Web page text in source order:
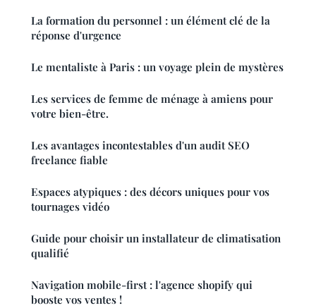
La formation du personnel : un élément clé de la
réponse d'urgence
Le mentaliste à Paris : un voyage plein de mystères
Les services de femme de ménage à amiens pour
votre bien-être.
Les avantages incontestables d'un audit SEO
freelance fiable
Espaces atypiques : des décors uniques pour vos
tournages vidéo
Guide pour choisir un installateur de climatisation
qualifié
Navigation mobile-first : l'agence shopify qui
booste vos ventes !